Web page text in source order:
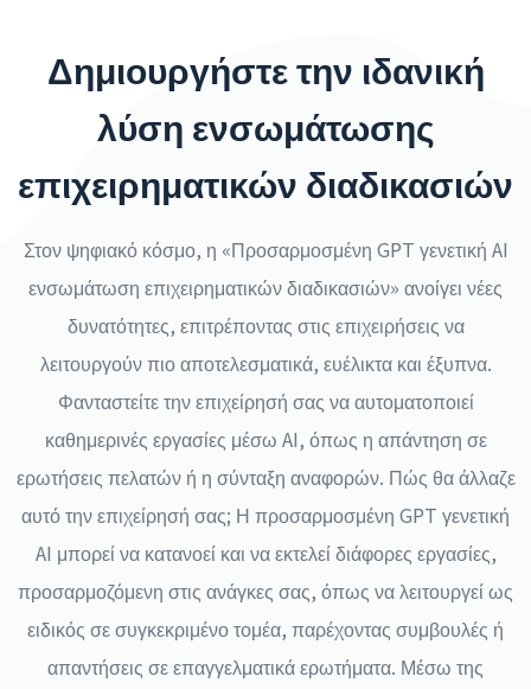
Δημιουργήστε την ιδανική
λύση ενσωμάτωσης
επιχειρηματικών διαδικασιών
Στον ψηφιακό κόσμο, η «Προσαρμοσμένη GPT γενετική AI
ενσωμάτωση επιχειρηματικών διαδικασιών» ανοίγει νέες
δυνατότητες, επιτρέποντας στις επιχειρήσεις να
λειτουργούν πιο αποτελεσματικά, ευέλικτα και έξυπνα.
Φανταστείτε την επιχείρησή σας να αυτοματοποιεί
καθημερινές εργασίες μέσω AI, όπως η απάντηση σε
ερωτήσεις πελατών ή η σύνταξη αναφορών. Πώς θα άλλαζε
αυτό την επιχείρησή σας; Η προσαρμοσμένη GPT γενετική
AI μπορεί να κατανοεί και να εκτελεί διάφορες εργασίες,
προσαρμοζόμενη στις ανάγκες σας, όπως να λειτουργεί ως
ειδικός σε συγκεκριμένο τομέα, παρέχοντας συμβουλές ή
απαντήσεις σε επαγγελματικά ερωτήματα. Μέσω της